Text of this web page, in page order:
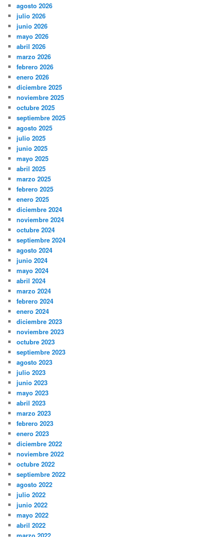
agosto 2026
julio 2026
junio 2026
mayo 2026
abril 2026
marzo 2026
febrero 2026
enero 2026
diciembre 2025
noviembre 2025
octubre 2025
septiembre 2025
agosto 2025
julio 2025
junio 2025
mayo 2025
abril 2025
marzo 2025
febrero 2025
enero 2025
diciembre 2024
noviembre 2024
octubre 2024
septiembre 2024
agosto 2024
junio 2024
mayo 2024
abril 2024
marzo 2024
febrero 2024
enero 2024
diciembre 2023
noviembre 2023
octubre 2023
septiembre 2023
agosto 2023
julio 2023
junio 2023
mayo 2023
abril 2023
marzo 2023
febrero 2023
enero 2023
diciembre 2022
noviembre 2022
octubre 2022
septiembre 2022
agosto 2022
julio 2022
junio 2022
mayo 2022
abril 2022